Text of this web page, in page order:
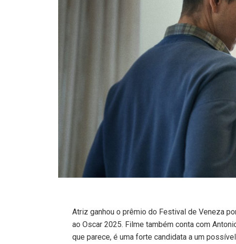
Atriz ganhou o prêmio do Festival de Veneza
ao Oscar 2025. Filme também conta com
que parece, é uma forte candidata a um